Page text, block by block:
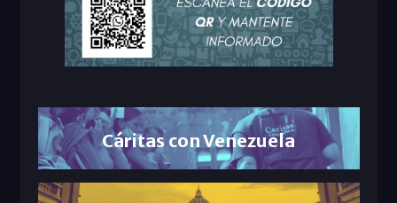
Cáritas con Venezuela